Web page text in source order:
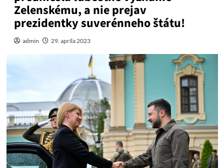
Zelenskému, a nie prejav
prezidentky suverénneho štátu!
admin 29. apríla 2023